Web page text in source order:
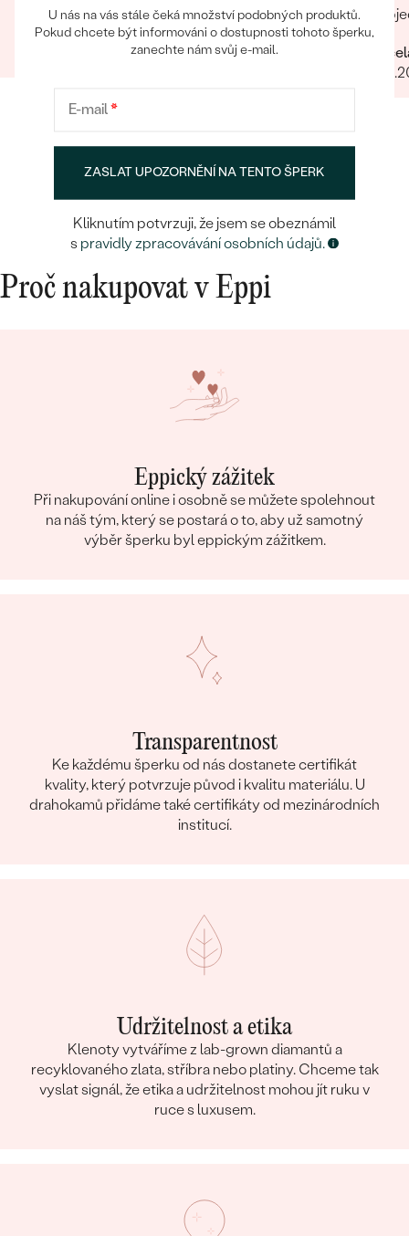
Radek
Proč nakupovat v Eppi
Eppický zážitek
Při nakupování online i osobně se můžete spolehnout
na náš tým, který se postará o to, aby už samotný
výběr šperku byl eppickým zážitkem.
Transparentnost
Ke každému šperku od nás dostanete certifikát
kvality, který potvrzuje původ i kvalitu materiálu. U
drahokamů přidáme také certifikáty od mezinárodních
institucí.
Udržitelnost a etika
Klenoty vytváříme z lab-grown diamantů a
recyklovaného zlata, stříbra nebo platiny. Chceme tak
vyslat signál, že etika a udržitelnost mohou jít ruku v
ruce s luxusem.
U nás na vás stále čeká množství podobných produktů.
Pokud chcete být informováni o dostupnosti tohoto šperku,
zanechte nám svůj e-mail.
E-mail*
ZASLAT UPOZORNĚNÍ NA TENTO ŠPERK
Kliknutím potvrzuji, že jsem se obeznámil
s pravidly zpracovávání osobních údajů.